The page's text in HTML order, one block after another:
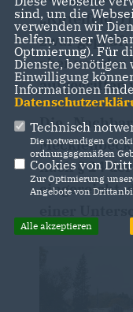
Kittelfeld“)
zwar
aber von
aufgegriffen
Die
nach § 24
eingereicht,
sind, um die
verwenden wir
helfen, unser
Optmierung). Für
Dienste,
Einwilligung
Informationen
Technisch
Die notwendigen
ordnungsgemäßen
Cookies von
Zur Optimierung
Angebote von
Alle akzeptieren